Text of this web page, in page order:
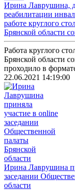
Ирина Лаврушина,
реабилитации
работе круглого
Брянской области
Работа круглого
Брянской области
проходило в
22.06.2021 14:19:00
Ирина Лаврушина
заседании
области